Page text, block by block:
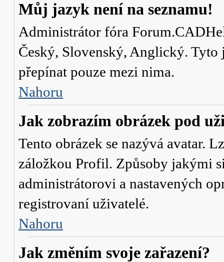
Můj jazyk není na seznamu!
Administrátor fóra
Český, Slovenský, Anglický.
přepínat pouze mezi nima.
Nahoru
Jak zobrazím obrázek pod
Tento obrázek se nazývá avatar.
záložkou Profil. Způsoby jakými
administrátorovi a nastavených
registrovaní uživatelé.
Nahoru
Jak změním svoje zařazení?